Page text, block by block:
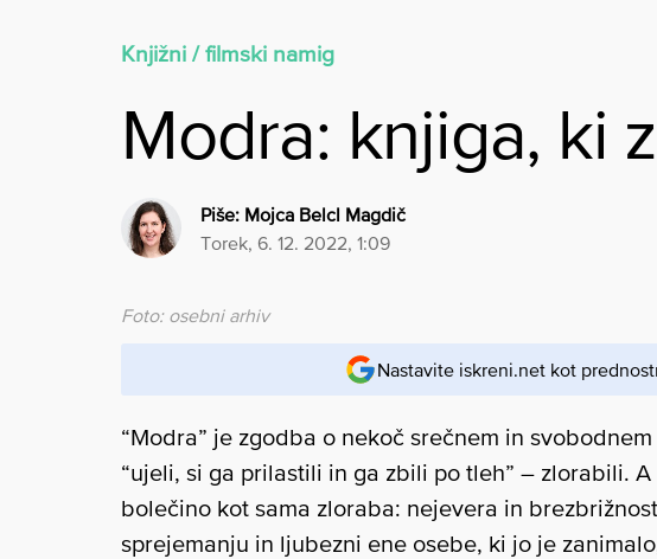
Knjižni / filmski namig
Modra: knjiga, ki
Piše: Mojca Belcl Magdič
torek, 6. 12. 2022, 1:09
Foto: osebni arhiv
Nastavite iskreni.net kot
“Modra” je zgodba o nekoč srečnem in
“ujeli, si ga prilastili in ga zbili po tleh” – zlorabili.
bolečino kot sama zloraba: nejevera in
sprejemanju in ljubezni ene osebe, ki jo je